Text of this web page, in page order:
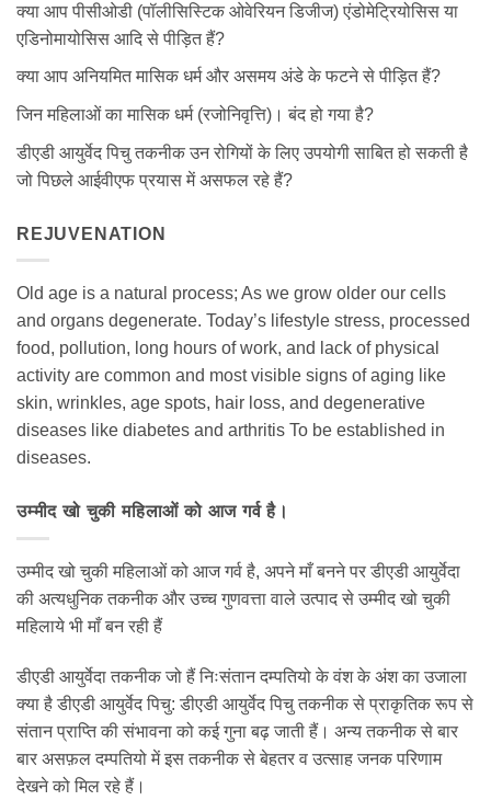
क्या आप पीसीओडी (पॉलीसिस्टिक ओवेरियन डिजीज) एंडोमेट्रियोसिस या
एडिनोमायोसिस आदि से पीड़ित हैं?
क्या आप अनियमित मासिक धर्म और असमय अंडे के फटने से पीड़ित हैं?
जिन महिलाओं का मासिक धर्म (रजोनिवृत्ति)। बंद हो गया है?
डीएडी आयुर्वेद पिचु तकनीक उन रोगियों के लिए उपयोगी साबित हो सकती है
जो पिछले आईवीएफ प्रयास में असफल रहे हैं?
REJUVENATION
Old age is a natural process; As we grow older our cells
and organs degenerate. Today’s lifestyle stress, processed
food, pollution, long hours of work, and lack of physical
activity are common and most visible signs of aging like
skin, wrinkles, age spots, hair loss, and degenerative
diseases like diabetes and arthritis To be established in
diseases.
उम्मीद खो चुकी महिलाओं को आज गर्व है।
उम्मीद खो चुकी महिलाओं को आज गर्व है, अपने माँ बनने पर डीएडी आयुर्वेदा
की अत्यधुनिक तकनीक और उच्च गुणवत्ता वाले उत्पाद से उम्मीद खो चुकी
महिलाये भी माँ बन रही हैं
डीएडी आयुर्वेदा तकनीक जो हैं निःसंतान दम्पतियो के वंश के अंश का उजाला
क्या है डीएडी आयुर्वेद पिचु: डीएडी आयुर्वेद पिचु तकनीक से प्राकृतिक रूप से
संतान प्राप्ति की संभावना को कई गुना बढ़ जाती हैं। अन्य तकनीक से बार
बार असफ़ल दम्पतियो में इस तकनीक से बेहतर व उत्साह जनक परिणाम
देखने को मिल रहे हैं।